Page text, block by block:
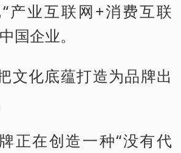
产业互联网+消费互联
国企业。
文化底蕴打造为品牌出
正在创造一种“没有代